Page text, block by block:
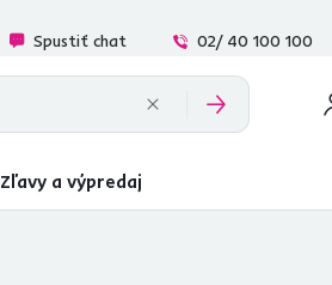
Spustiť chat 02/ 40 100 100
Zľavy a výpredaj